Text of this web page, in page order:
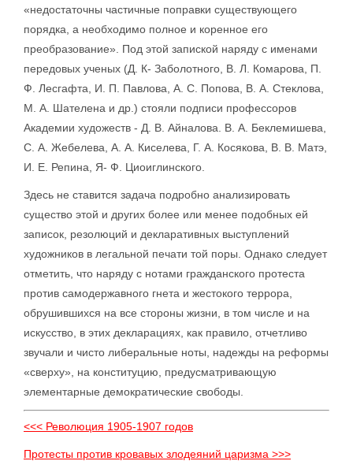
«недостаточны частичные поправки существующего
порядка, а необходимо полное и коренное его
преобразование». Под этой запиской наряду с именами
передовых ученых (Д. К- Заболотного, В. Л. Комарова, П.
Ф. Лесгафта, И. П. Павлова, А. С. Попова, В. А. Стеклова,
М. А. Шателена и др.) стояли подписи профессоров
Академии художеств - Д. В. Айналова. В. А. Беклемишева,
С. А. Жебелева, А. А. Киселева, Г. А. Косякова, В. В. Матэ,
И. Е. Репина, Я- Ф. Циоиглинского.
Здесь не ставится задача подробно анализировать
существо этой и других более или менее подобных ей
записок, резолюций и декларативных выступлений
художников в легальной печати той поры. Однако следует
отметить, что наряду с нотами гражданского протеста
против самодержавного гнета и жестокого террора,
обрушившихся на все стороны жизни, в том числе и на
искусство, в этих декларациях, как правило, отчетливо
звучали и чисто либеральные ноты, надежды на реформы
«сверху», на конституцию, предусматривающую
элементарные демократические свободы.
<<< Революция 1905-1907 годов
Протесты против кровавых злодеяний царизма >>>